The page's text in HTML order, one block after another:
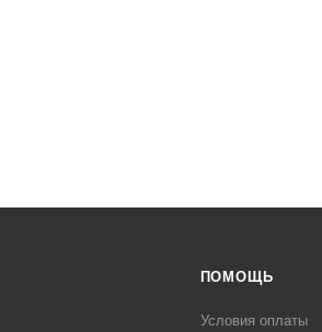
ПОМОЩЬ
Условия оплаты